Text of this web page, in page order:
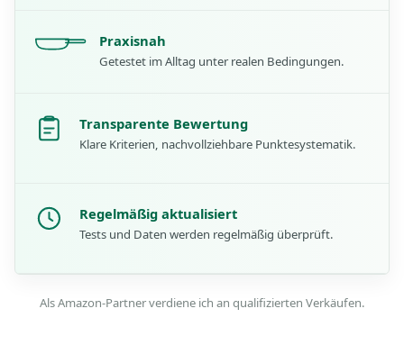
Praxisnah
Getestet im Alltag unter realen Bedingungen.
Transparente Bewertung
Klare Kriterien, nachvollziehbare Punktesystematik.
Regelmäßig aktualisiert
Tests und Daten werden regelmäßig überprüft.
Als Amazon-Partner verdiene ich an qualifizierten Verkäufen.